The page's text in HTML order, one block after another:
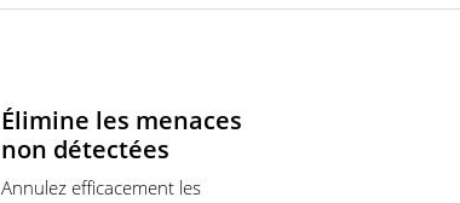
Élimine les menaces
non détectées
Annulez efficacement les